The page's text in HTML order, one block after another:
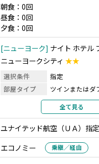
朝食：0回
昼食：0回
夕食：0回
ニューヨーク ナイト ホテル
ニューヨークシティ ★★
選択条件
指定
部屋タイプ
ツインまたはダ
2名1室利用
部屋カテゴリ
指定なし
全て見る
ユナイテッド航空（ＵＡ）指定
エコノミー 乗継／経由